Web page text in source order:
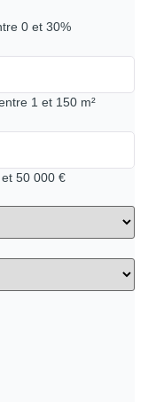
0 et 30%
1 et 150 m²
50 000 €